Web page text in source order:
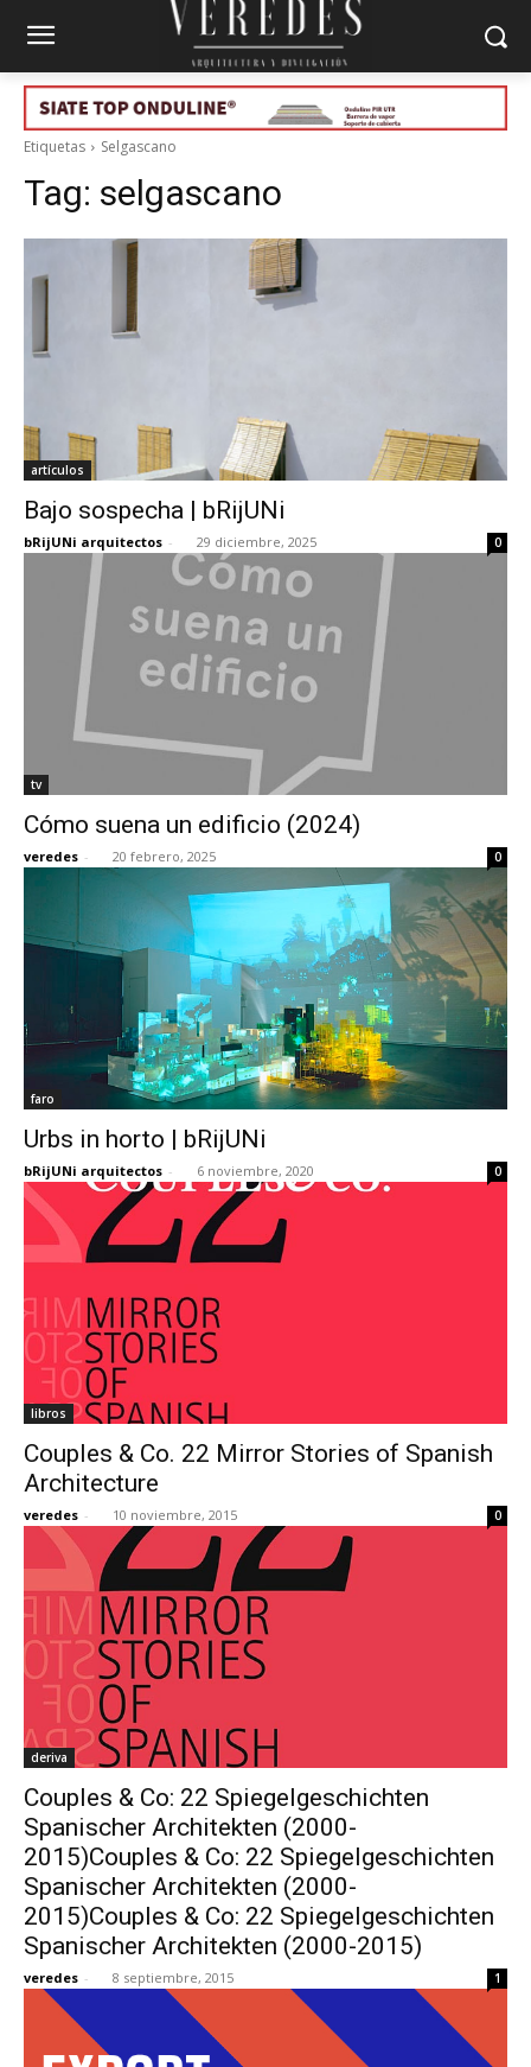
Etiquetas Selgascano
Tag: selgascano
artículos
Bajo sospecha | bRijUNi
bRijUNi arquitectos - 29 diciembre, 2025 0
tv
Cómo suena un edificio (2024)
veredes - 20 febrero, 2025 0
faro
Urbs in horto | bRijUNi
bRijUNi arquitectos - 6 noviembre, 2020 0
libros
Couples & Co. 22 Mirror Stories of Spanish
Architecture
veredes - 10 noviembre, 2015 0
deriva
Couples & Co: 22 Spiegelgeschichten
Spanischer Architekten (2000-
2015)Couples & Co: 22 Spiegelgeschichten
Spanischer Architekten (2000-
2015)Couples & Co: 22 Spiegelgeschichten
Spanischer Architekten (2000-2015)
veredes - 8 septiembre, 2015 1